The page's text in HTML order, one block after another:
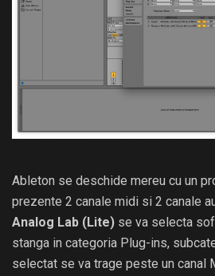
Ableton se deschide mereu cu un
prezente 2 canale midi si 2 canale
Analog Lab (Lite) se va selecta
stanga in categoria Plug-ins,
selectat se va trage peste un canal